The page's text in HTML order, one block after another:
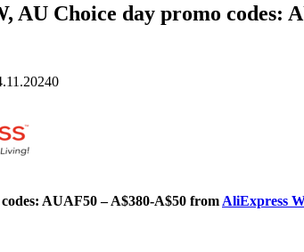
AU Choice day promo codes:
0
AUAF50 – A$380-A$50 from AliExpress